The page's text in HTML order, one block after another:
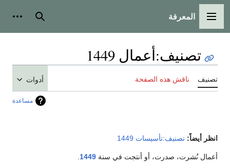
القائمة الرئيسية
المعرفة بحث
تصنيف:أعمال 1449
تصنيف ناقش هذه الصفحة أدوات
مساعدة
انظر أيضاً: تصنيف:تأسيسات 1449
أعمال نُشرت، صدرت، أو أنتجت في سنة 1449